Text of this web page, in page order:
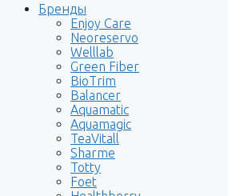
Бренды
Enjoy Care
Neoreservo
Welllab
Green Fiber
BioTrim
Balancer
Aquamatic
Aquamagic
TeaVitall
Sharme
Totty
Foet